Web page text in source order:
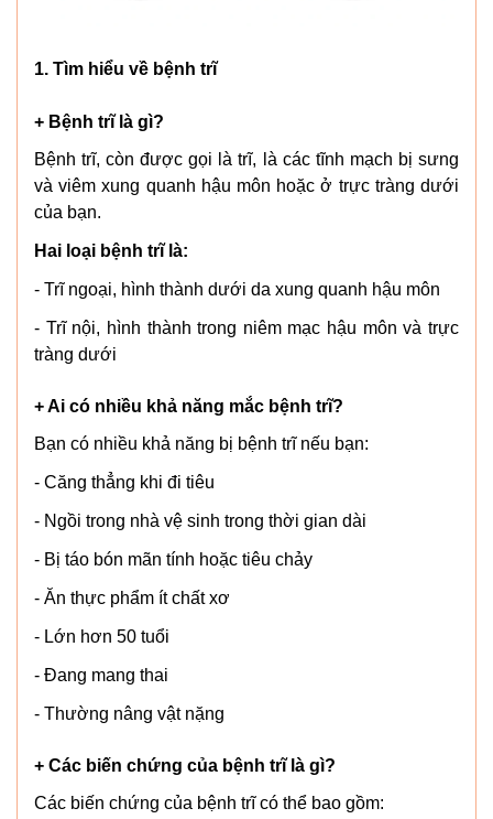
1. Tìm hiểu về bệnh trĩ
+ Bệnh trĩ là gì?
Bệnh trĩ, còn được gọi là trĩ, là các tĩnh mạch bị sưng
và viêm xung quanh hậu môn hoặc ở trực tràng dưới
của bạn.
Hai loại bệnh trĩ là:
- Trĩ ngoại, hình thành dưới da xung quanh hậu môn
- Trĩ nội, hình thành trong niêm mạc hậu môn và trực
tràng dưới
+ Ai có nhiều khả năng mắc bệnh trĩ?
Bạn có nhiều khả năng bị bệnh trĩ nếu bạn:
- Căng thẳng khi đi tiêu
- Ngồi trong nhà vệ sinh trong thời gian dài
- Bị táo bón mãn tính hoặc tiêu chảy
- Ăn thực phẩm ít chất xơ
- Lớn hơn 50 tuổi
- Đang mang thai
- Thường nâng vật nặng
+ Các biến chứng của bệnh trĩ là gì?
Các biến chứng của bệnh trĩ có thể bao gồm: